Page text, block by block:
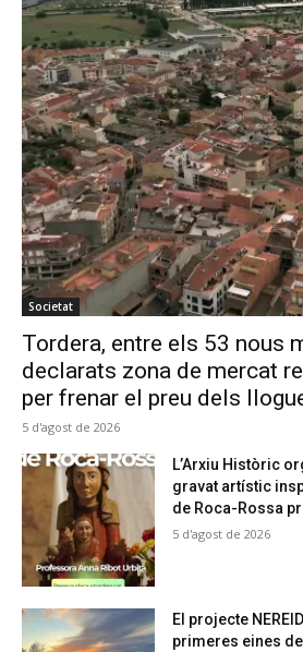
Societat
Tordera, entre els 53 nous
declarats zona de mercat
per frenar el preu dels
5 d'agost de 2026
L’Arxiu Històric
gravat artístic
de Roca-Rossa
5 d'agost de 2026
El projecte
primeres eines